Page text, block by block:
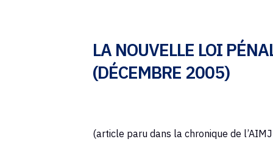
Activités de
Calendrier
Textes
Archives
LA NOUVELLE LOI
(DÉCEMBRE 2005)
(article paru dans la chronique de